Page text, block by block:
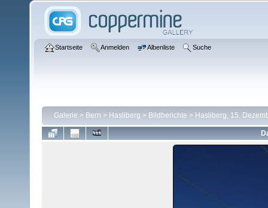
Startseite Anmelden Albenliste Suche
Galerie > Bern > Hasliberg > Bildberichte > Hasliberg, 15.